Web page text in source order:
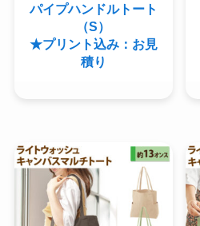
パイプハンドルトート
（S）
★プリント込み：お見
積り